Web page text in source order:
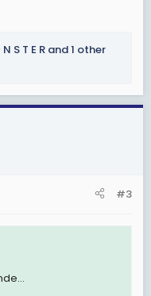
S T E R and 1 other
#3